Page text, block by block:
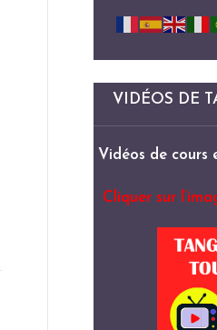
VIDÉOS DE
Vidéos de cours
Cliquer sur